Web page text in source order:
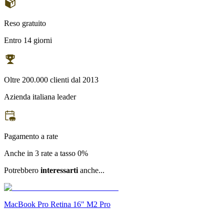
Reso gratuito
Entro 14 giorni
Oltre 200.000 clienti dal 2013
Azienda italiana leader
Pagamento a rate
Anche in 3 rate a tasso 0%
Potrebbero interessarti anche...
MacBook Pro Retina 16" M2 Pro